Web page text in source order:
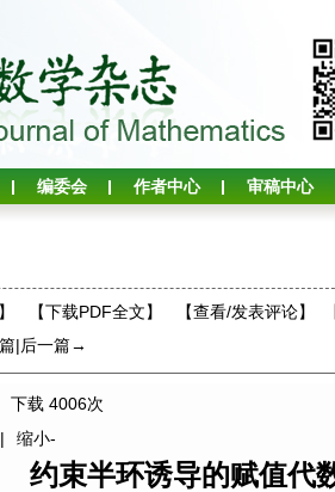
编委会 作者中心 审稿中心
【下载PDF全文】 【查看/发表评论】
|后一篇→
下载 4006次
| 缩小-
约束半环诱导的赋值代